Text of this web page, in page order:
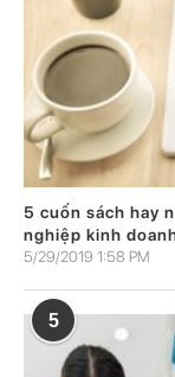
5 cuốn sách hay
nghiệp kinh
5/29/2019 1:58 PM
5